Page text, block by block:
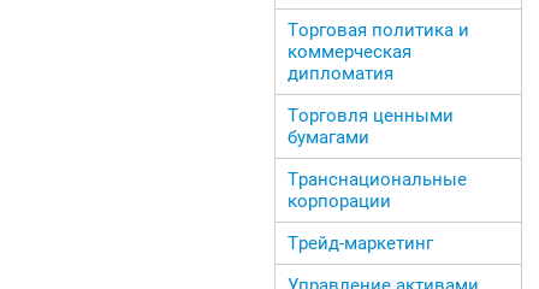
Торговая политика и
коммерческая
дипломатия
Торговля ценными
бумагами
Транснациональные
корпорации
Трейд-маркетинг